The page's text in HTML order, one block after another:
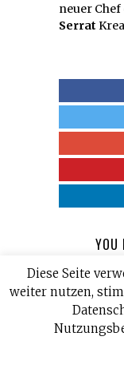
neuer
Serrat
YOU
Diese Seite
weiter nutzen,